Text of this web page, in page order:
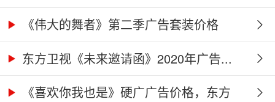
《伟大的舞者》第二季广告套装价格
（硬...
东方卫视《未来邀请函》2020年广告...
《喜欢你我也是》硬广广告价格，东方